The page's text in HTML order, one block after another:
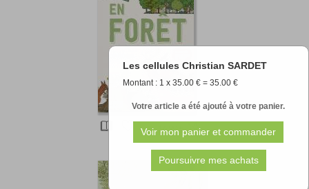
Les cellules Christian SARDET
Montant : 1 x 35.00 € = 35.00 €
Votre article a été ajouté à votre panier.